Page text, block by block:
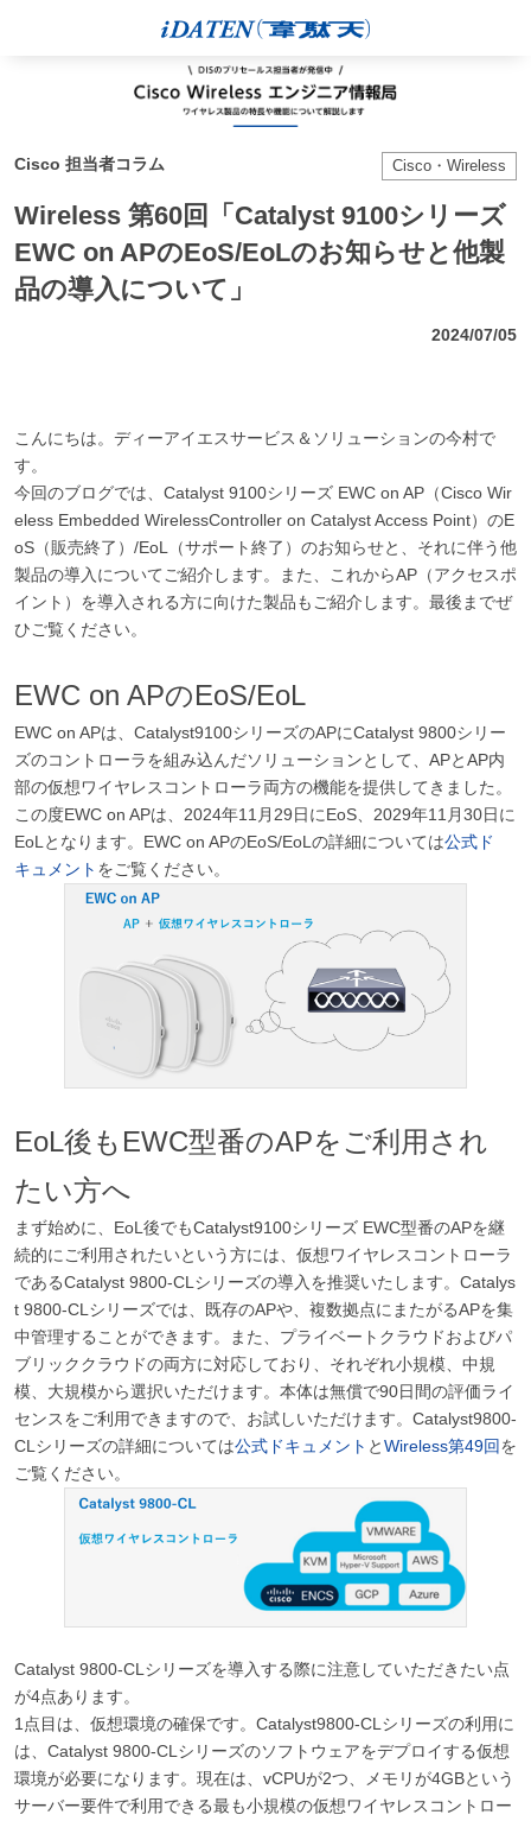
Cisco 担当者コラム Cisco・Wireless
Wireless 第60回「Catalyst 9100シリーズ
EWC on APのEoS/EoLのお知らせと他製
品の導入について」
2024/07/05
こんにちは。ディーアイエスサービス＆ソリューションの今村で
す。
今回のブログでは、Catalyst 9100シリーズ EWC on AP（Cisco Wir
eless Embedded WirelessController on Catalyst Access Point）のE
oS（販売終了）/EoL（サポート終了）のお知らせと、それに伴う他
製品の導入についてご紹介します。また、これからAP（アクセスポ
イント）を導入される方に向けた製品もご紹介します。最後までぜ
ひご覧ください。
EWC on APのEoS/EoL
EWC on APは、Catalyst9100シリーズのAPにCatalyst 9800シリー
ズのコントローラを組み込んだソリューションとして、APとAP内
部の仮想ワイヤレスコントローラ両方の機能を提供してきました。
この度EWC on APは、2024年11月29日にEoS、2029年11月30日に
EoLとなります。EWC on APのEoS/EoLの詳細については公式ド
キュメント をご覧ください。
EoL後もEWC型番のAPをご利用され
たい方へ
まず始めに、EoL後でもCatalyst9100シリーズ EWC型番のAPを継
続的にご利用されたいという方には、仮想ワイヤレスコントローラ
であるCatalyst 9800-CLシリーズの導入を推奨いたします。Catalys
t 9800-CLシリーズでは、既存のAPや、複数拠点にまたがるAPを集
中管理することができます。また、プライベートクラウドおよびパ
ブリッククラウドの両方に対応しており、それぞれ小規模、中規
模、大規模から選択いただけます。本体は無償で90日間の評価ライ
センスをご利用できますので、お試しいただけます。Catalyst9800-
CLシリーズの詳細については公式ドキュメント とWireless第49回を
ご覧ください。
Catalyst 9800-CLシリーズを導入する際に注意していただきたい点
が4点あります。
1点目は、仮想環境の確保です。Catalyst9800-CLシリーズの利用に
は、Catalyst 9800-CLシリーズのソフトウェアをデプロイする仮想
環境が必要になります。現在は、vCPUが2つ、メモリが4GBという
サーバー要件で利用できる最も小規模の仮想ワイヤレスコントロー